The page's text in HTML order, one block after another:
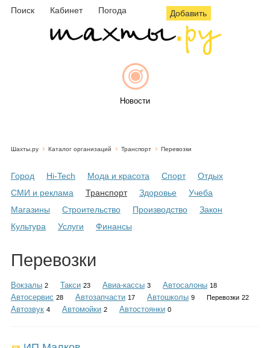
Поиск Кабинет Погода Добавить
Новости
Объявления
Шахты.ру Каталог организаций Транспорт Перевозки
Город Hi-Tech Мода и красота Спорт
Отдых
СМИ и реклама
Транспорт Здоровье
Учеба
Магазины
Строительство Производство
Закон
Культура
Услуги Финансы
Перевозки
Вокзалы 2 Такси 23 Авиа-кассы 3 Автосалоны 18
Автосервис 28 Автозапчасти 17 Автошколы 9 Перевозки 22
Автозвук 4 Автомойки 2 Автостоянки 0